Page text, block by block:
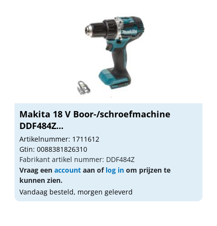
Makita 18 V Boor-/schroefmachine
DDF484Z...
Artikelnummer: 1711612
Gtin: 0088381826310
Fabrikant artikel nummer: DDF484Z
Vraag een account aan of log in om prijzen te
kunnen zien.
Vandaag besteld, morgen geleverd